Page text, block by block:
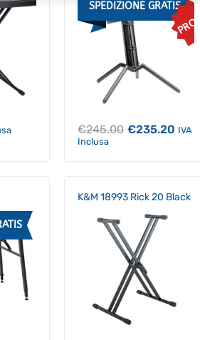
SPEDIZIONE GRATIS
PROMO
€245.00 Il
€235.20IlIVA
Inclusa
K&M 18993 Rick 20 Black